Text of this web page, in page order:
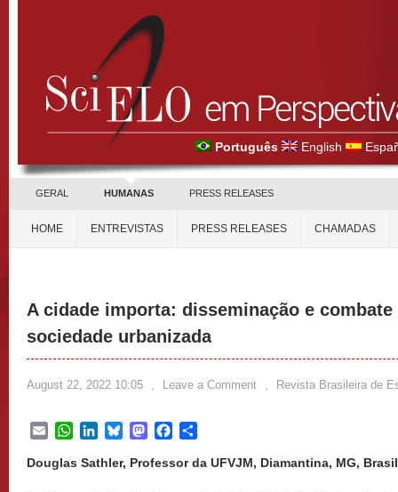
Português English
GERAL HUMANAS PRESS RELEASES
HOME ENTREVISTAS PRESS RELEASES CHAMADAS
A cidade importa: disseminação e combate
sociedade urbanizada
August 22, 2022 10:05 , Leave a Comment , Revista Brasileira de
EmailWhatsApp
LinkedInBlueskyMastodonFacebook
Douglas Sathler, Professor da UFVJM, Diamantina, MG,